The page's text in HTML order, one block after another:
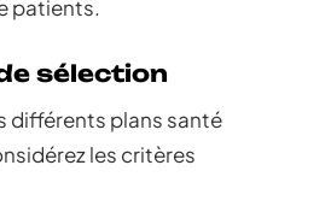
patients.
sélection
différents plans santé
les critères